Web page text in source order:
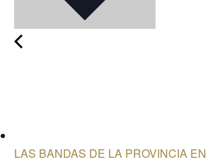
LAS BANDAS DE LA PROVINCIA